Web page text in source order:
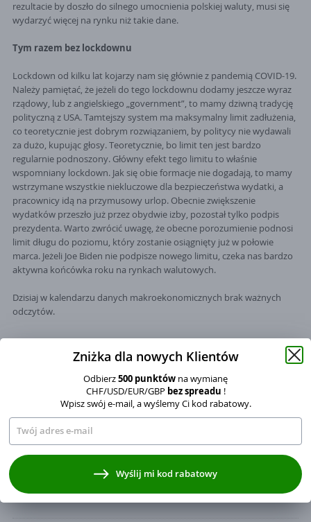
rezultacie by doszło do silnego umocnienia polskiej waluty, musi się
wydarzyć więcej na rynku niż takie dane.
Tym razem bez lockdownu
Lockdown od kilku lat kojarzy nam się głównie z pandemią COVID-19.
Należy pamiętać, że jeżeli do tego lockdownu dodamy jeszcze wyraz
rządowy, lub z angielskiego „government”, to mamy dziwną tradycję
polityczną z USA. Tamtejszy system ma maksymalny limit zadłużenia,
co teoretycznie jest dobrym rozwiązaniem, by politycy nie wydawali
za dużo, kupując głosy. Teoretycznie, bo limit ten jest bardzo
regularnie podnoszony. Główny efekt tego limitu to właśnie
wspomniany lockdown. Jak się obie formacje nie dogadają, to mamy
wstrzymane wszystkie niekluczowe dla bezpieczeństwa wydatki, a
pracownicy idą na przymusowy urlop. Obecnie zwiększenie
wydatków przeszło już przez obydwie izby, pozostał tylko podpis
prezydenta. Warto zwrócić uwagę, że obecne porozumienie podnosi
limit długu do poziomu, który zostanie osiągnięty już w połowie
marca. Jeżeli Joe Biden nie podpisze nowego limitu, czeka nas bardzo
aktywna końcówka roku na rynkach walutowych.
Dzisiaj w kalendarzu danych makroekonomicznych brak ważnych
odczytów.
Maciej Przygórzewski
Dyrektor operacyjny (COO) w spółce Currency One (operator serwisu
InternetowyKantor.pl) z ponad 14-letnim stażem w branży kantorów
internetowych. Absolwent Cybernetyki Ekonomicznej oraz studiów EMBA
na Uniwersytecie Ekonomicznym w Poznaniu. Regularnie komentuje w
Współautor podcastu „Dealerzy po godzinach" i wideo podcastu
Zniżka dla nowych Klientów
Odbierz500 punktów na wymianę
CHF/USD/EUR/GBP bez spreadu !
Wpisz swój e-mail, a wyślemy Ci kod rabatowy.
Wyrażam zgodę na przetwarzanie moich danych osobowych
w zakresie adresu mailowego na wysyłanie kodu rabatowego, zgodnie
z ustawa o świadczeniu usług drogą elektroniczną.
Wyślij mi kod rabatowy